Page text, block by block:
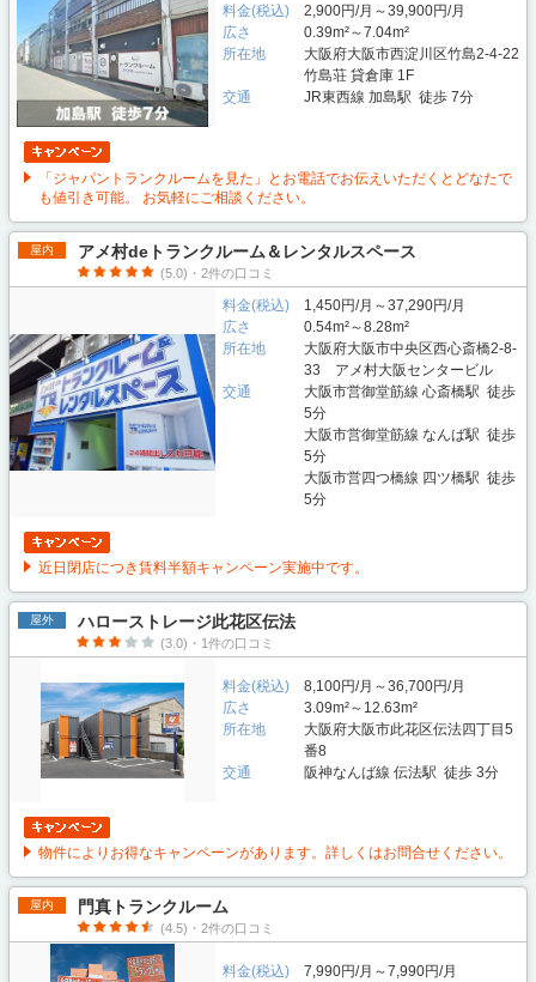
料金(税込)
2,900円/月～39,900円/月
広さ
0.39m²～7.04m²
所在地
大阪府大阪市西淀川区竹島2-4-22
竹島荘 貸倉庫 1F
交通
JR東西線 加島駅 徒歩 7分
「ジャパントランクルームを見た」とお電話でお伝えいただくとどなたで
も値引き可能。 お気軽にご相談ください。
屋内 アメ村deトランクルーム＆レンタルスペース
(5.0)・2件の口コミ
料金(税込)
1,450円/月～37,290円/月
広さ
0.54m²～8.28m²
所在地
大阪府大阪市中央区西心斎橋2-8-
33 アメ村大阪センタービル
交通
大阪市営御堂筋線 心斎橋駅 徒歩
5分
大阪市営御堂筋線 なんば駅 徒歩
5分
大阪市営四つ橋線 四ツ橋駅 徒歩
5分
近日閉店につき賃料半額キャンペーン実施中です。
屋外 ハローストレージ此花区伝法
(3.0)・1件の口コミ
料金(税込)
8,100円/月～36,700円/月
広さ
3.09m²～12.63m²
所在地
大阪府大阪市此花区伝法四丁目5
番8
交通
阪神なんば線 伝法駅 徒歩 3分
物件によりお得なキャンペーンがあります。詳しくはお問合せください。
屋内 門真トランクルーム
(4.5)・2件の口コミ
料金(税込)
7,990円/月～7,990円/月